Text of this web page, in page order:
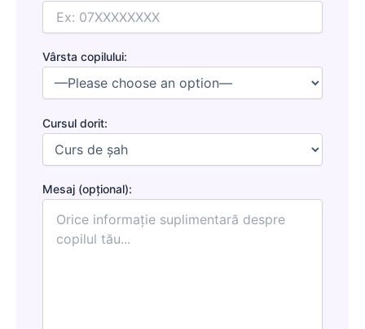
Vârsta copilului:
Cursul dorit:
Mesaj (opțional):